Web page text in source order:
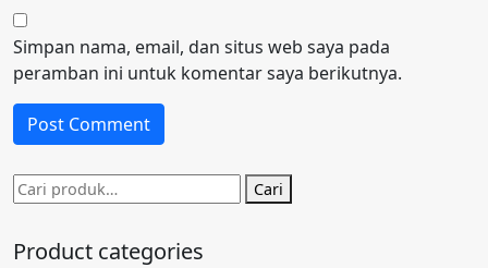
Simpan nama, email, dan situs web saya pada
peramban ini untuk komentar saya berikutnya.
Pencarian
untuk:
Cari
Product categories